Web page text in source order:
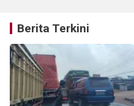
Berita Terkini